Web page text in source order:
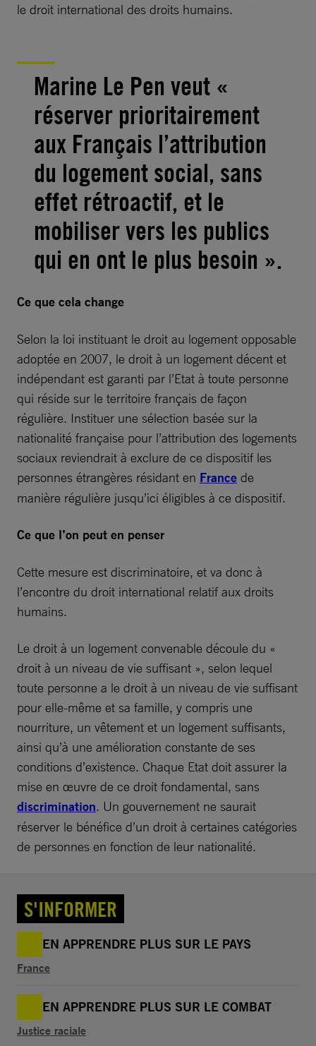
le droit international des droits humains.
Marine Le Pen veut «
réserver prioritairement
aux Français l’attribution
du logement social, sans
effet rétroactif, et le
mobiliser vers les publics
qui en ont le plus besoin ».
Ce que cela change
Selon la loi instituant le droit au logement opposable
adoptée en 2007, le droit à un logement décent et
indépendant est garanti par l’Etat à toute personne
qui réside sur le territoire français de façon
régulière. Instituer une sélection basée sur la
nationalité française pour l’attribution des logements
sociaux reviendrait à exclure de ce dispositif les
personnes étrangères résidant en France de
manière régulière jusqu’ici éligibles à ce dispositif.
Ce que l’on peut en penser
Cette mesure est discriminatoire, et va donc à
l’encontre du droit international relatif aux droits
humains.
Le droit à un logement convenable découle du «
droit à un niveau de vie suffisant », selon lequel
toute personne a le droit à un niveau de vie suffisant
pour elle-même et sa famille, y compris une
nourriture, un vêtement et un logement suffisants,
ainsi qu’à une amélioration constante de ses
conditions d’existence. Chaque Etat doit assurer la
mise en œuvre de ce droit fondamental, sans
discrimination. Un gouvernement ne saurait
réserver le bénéfice d’un droit à certaines catégories
de personnes en fonction de leur nationalité.
S'INFORMER
EN APPRENDRE PLUS SUR LE PAYS
France
EN APPRENDRE PLUS SUR LE COMBAT
Justice raciale